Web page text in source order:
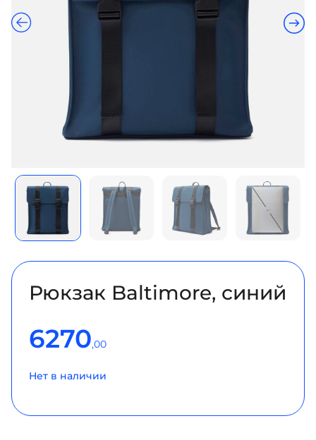
Рюкзак Baltimore, синий
6270,00
Нет в наличии